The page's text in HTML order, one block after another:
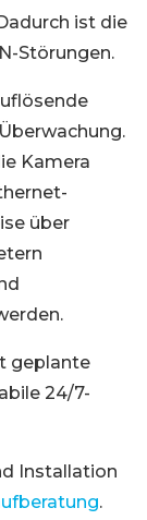
ist die
Störungen.
Kamera
über
geplante
24/7-
Installation
.